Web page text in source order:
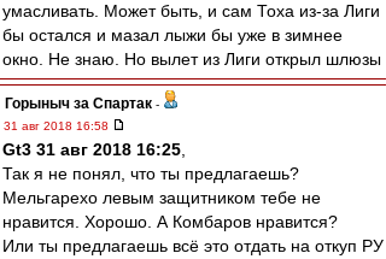
умасливать. Может быть, и сам Тоха из-за Лиги
бы остался и мазал лыжи бы уже в зимнее
окно. Не знаю. Но вылет из Лиги открыл шлюзы
Горыныч за Спартак -
31 авг 2018 16:58
Gt3 31 авг 2018 16:25
Так я не понял, что ты предлагаешь?
Мельгарехо левым защитником тебе не
нравится. Хорошо. А Комбаров нравится?
Или ты предлагаешь всё это отдать на откуп РУ